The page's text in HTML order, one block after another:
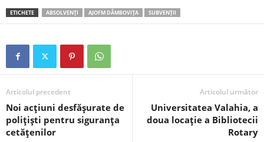
ETICHETE ABSOLVENȚI AJOFM DÂMBOVIȚA SUBVENȚII
Articolul precedent
Noi acțiuni desfășurate de
polițiști pentru siguranța
cetățenilor
Articolul următor
Universitatea Valahia, a
doua locație a Bibliotecii
Rotary